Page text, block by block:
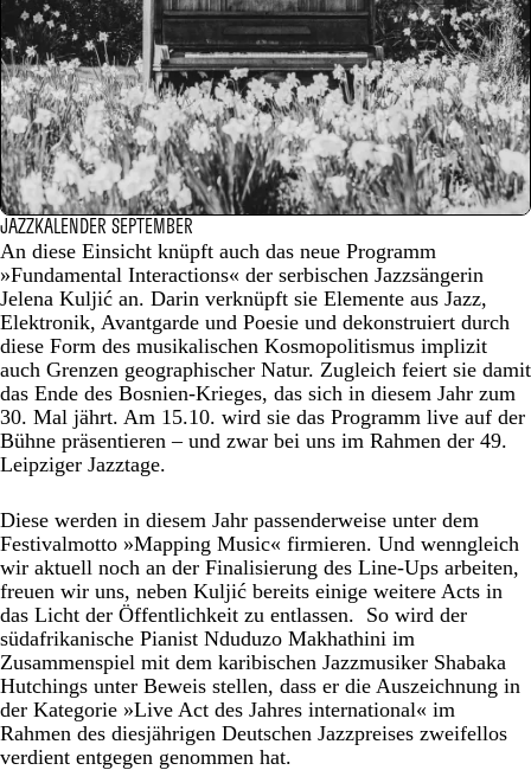
JAZZKALENDER SEPTEMBER
An diese Einsicht knüpft auch das neue Programm
»Fundamental Interactions« der serbischen Jazzsängerin
Jelena Kuljić an. Darin verknüpft sie Elemente aus Jazz,
Elektronik, Avantgarde und Poesie und dekonstruiert durch
diese Form des musikalischen Kosmopolitismus implizit
auch Grenzen geographischer Natur. Zugleich feiert sie damit
das Ende des Bosnien-Krieges, das sich in diesem Jahr zum
30. Mal jährt. Am 15.10. wird sie das Programm live auf der
Bühne präsentieren – und zwar bei uns im Rahmen der 49.
Leipziger Jazztage.
Diese werden in diesem Jahr passenderweise unter dem
Festivalmotto »Mapping Music« firmieren. Und wenngleich
wir aktuell noch an der Finalisierung des Line-Ups arbeiten,
freuen wir uns, neben Kuljić bereits einige weitere Acts in
das Licht der Öffentlichkeit zu entlassen. So wird der
südafrikanische Pianist Nduduzo Makhathini im
Zusammenspiel mit dem karibischen Jazzmusiker Shabaka
Hutchings unter Beweis stellen, dass er die Auszeichnung in
der Kategorie »Live Act des Jahres international« im
Rahmen des diesjährigen Deutschen Jazzpreises zweifellos
verdient entgegen genommen hat.